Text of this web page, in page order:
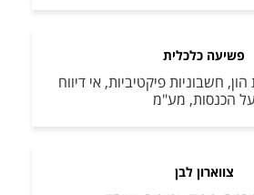
פשיעה כלכלית
חשבוניות פיקטיביות, אי דיווח
על הכנסות, מע"מ
צווארון לבן